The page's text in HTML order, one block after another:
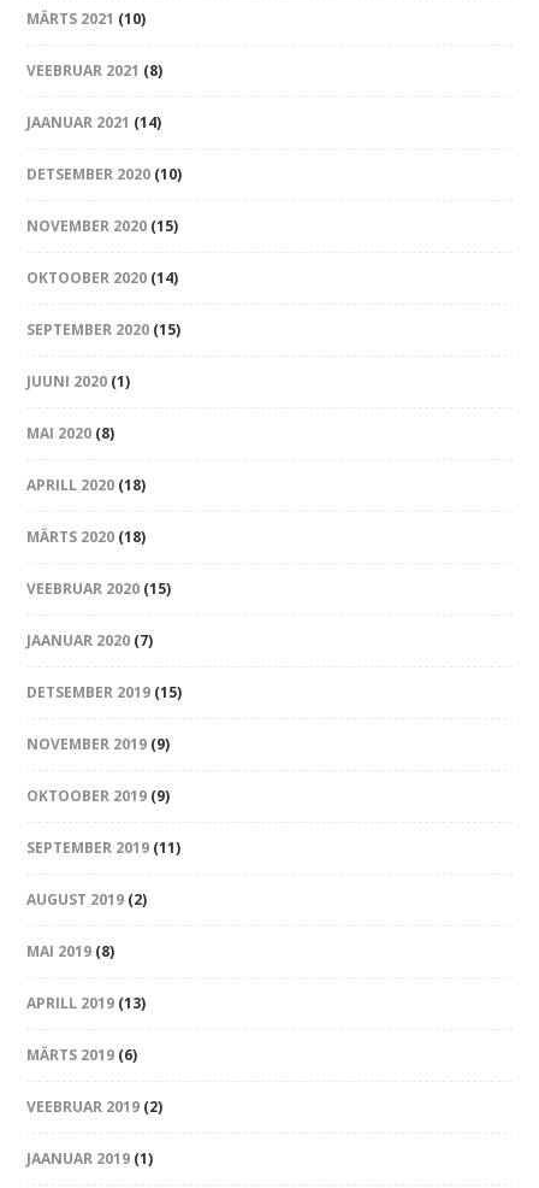
MÄRTS 2021 (10)
VEEBRUAR 2021 (8)
JAANUAR 2021 (14)
DETSEMBER 2020 (10)
NOVEMBER 2020 (15)
OKTOOBER 2020 (14)
SEPTEMBER 2020 (15)
JUUNI 2020 (1)
MAI 2020 (8)
APRILL 2020 (18)
MÄRTS 2020 (18)
VEEBRUAR 2020 (15)
JAANUAR 2020 (7)
DETSEMBER 2019 (15)
NOVEMBER 2019 (9)
OKTOOBER 2019 (9)
SEPTEMBER 2019 (11)
AUGUST 2019 (2)
MAI 2019 (8)
APRILL 2019 (13)
MÄRTS 2019 (6)
VEEBRUAR 2019 (2)
JAANUAR 2019 (1)